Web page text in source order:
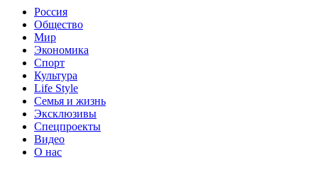
Россия
Общество
Мир
Экономика
Спорт
Культура
Life Style
Семья и жизнь
Эксклюзивы
Спецпроекты
Видео
О нас